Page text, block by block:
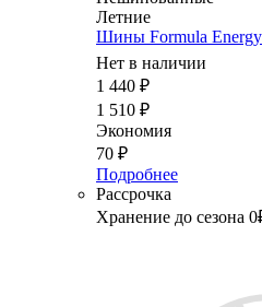
Летние
Шины Formula Energy
Нет в наличии
1 440 ₽
1 510 ₽
Экономия
70 ₽
Подробнее
Рассрочка
Хранение до сезона